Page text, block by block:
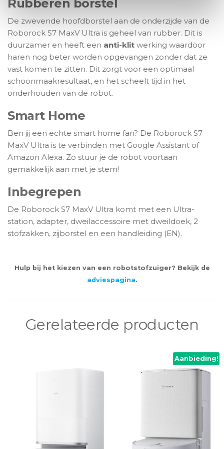
Rubberen borstel
De zwevende hoofdborstel aan de onderzijde van de
Roborock S7 MaxV Ultra is geheel van rubber. Dit is
duurzamer en heeft een anti-klit werking waardoor
haren nog beter worden opgevangen zonder dat ze
vast komen te zitten. Dit zorgt voor een optimaal
schoonmaakresultaat, en het scheelt tijd in het
onderhouden van de robot.
Smart Home
Ben jij een echte smart home fan? De Roborock S7
MaxV Ultra is te verbinden met Google Assistant of
Amazon Alexa. Zo stuur je de robot voortaan
gemakkelijk aan met je stem!
Inbegrepen
De Roborock S7 MaxV Ultra komt met een Ultra-
station, adapter, dweilaccessoire met dweildoek, 2
stofzakken, zijborstel en een handleiding (EN).
Hulp bij het kiezen van een robotstofzuiger? Bekijk de
adviespagina.
Gerelateerde producten
Aanbieding!